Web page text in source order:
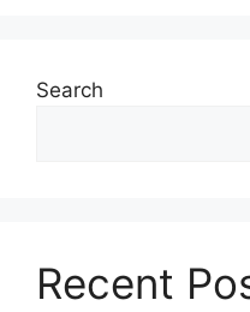
Search
Recent